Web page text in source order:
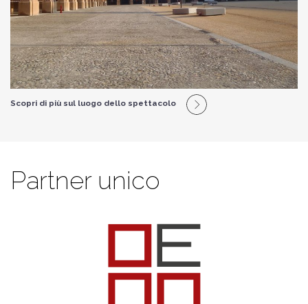
Scopri di più sul luogo dello spettacolo
Partner unico